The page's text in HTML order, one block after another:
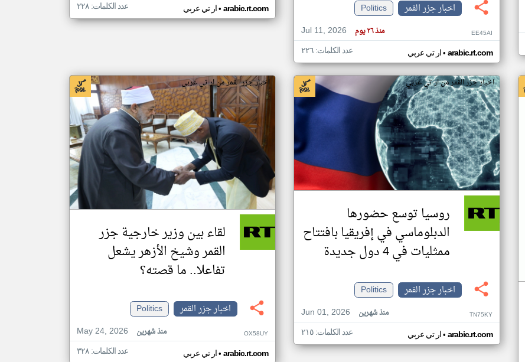
اخبار جزر القمر
Politics
Jul 11, 2026
منذ ٢٦ يوم EE45AI
ار تي عربي• arabic.rt.com عدد الكلمات: ٢٢٦
ار تي عربي• arabic.rt.com عدد الكلمات: ٢٢٨
اخبار جزر القمر من ار تي عربي
روسيا توسع حضورها
الدبلوماسي في إفريقيا بافتتاح
ممثليات في 4 دول جديدة
اخبار جزر القمر
Politics
Jun 01, 2026
منذ شهرين TN75KY
ار تي عربي• arabic.rt.com عدد الكلمات: ٢١٥
اخبار جزر القمر من ار تي عربي
لقاء بين وزير خارجية جزر
القمر وشيخ الأزهر يشعل
تفاعلا.. ما قصته؟
اخبار جزر القمر
Politics
May 24, 2026
منذ شهرين OX58UY
ار تي عربي• arabic.rt.com عدد الكلمات: ٣٢٨